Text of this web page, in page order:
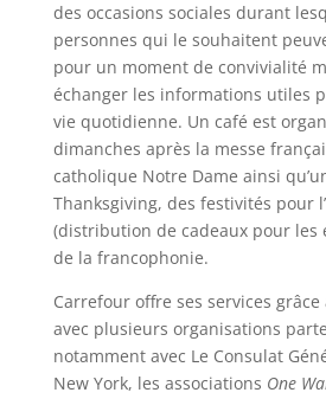
des occasions sociales durant
personnes qui le souhaitent
pour un moment de convivialité
échanger les informations utiles
vie quotidienne. Un café est
dimanches après la messe
catholique Notre Dame ainsi
Thanksgiving, des festivités pour
(distribution de cadeaux pour les
de la francophonie.
Carrefour offre ses services
avec plusieurs organisations
notamment avec Le Consulat
New York, les associations One